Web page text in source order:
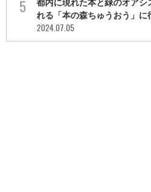
都内に現れた本と緑のオアシ
れる「本の森ちゅうおう」に
2024.07.05